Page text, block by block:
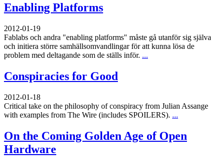
Enabling Platforms
2012-01-19
Fablabs och andra "enabling platforms" måste gå utanför sig själva
och initiera större samhällsomvandlingar för att kunna lösa de
problem med deltagande som de ställs inför. ...
Conspiracies for Good
2012-01-18
Critical take on the philosophy of conspiracy from Julian Assange
with examples from The Wire (includes SPOILERS). ...
On the Coming Golden Age of Open
Hardware